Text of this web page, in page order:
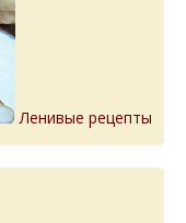
Ленивые рецепты